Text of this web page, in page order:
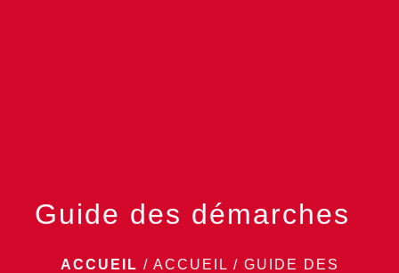
Guide des démarches
ACCUEIL / ACCUEIL / GUIDE DES